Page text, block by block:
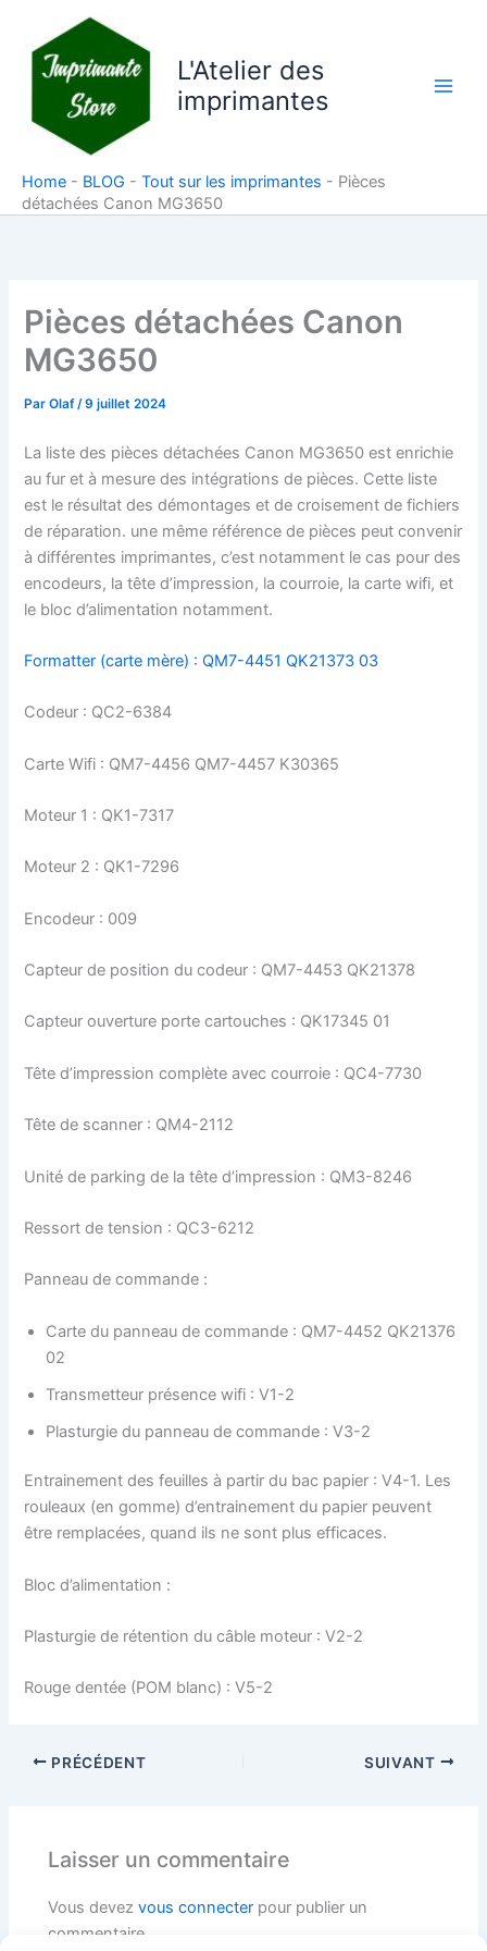
contenu
L'Atelier des
imprimantes
Home - BLOG - Tout sur les imprimantes - Pièces
détachées Canon MG3650
Pièces détachées Canon
MG3650
ParOlaf/9 juillet 2024
La liste des pièces détachées Canon MG3650 est enrichie
au fur et à mesure des intégrations de pièces. Cette liste
est le résultat des démontages et de croisement de fichiers
de réparation. une même référence de pièces peut convenir
à différentes imprimantes, c’est notamment le cas pour des
encodeurs, la tête d’impression, la courroie, la carte wifi, et
le bloc d’alimentation notamment.
Formatter (carte mère) : QM7-4451 QK21373 03
Codeur : QC2-6384
Carte Wifi : QM7-4456 QM7-4457 K30365
Moteur 1 : QK1-7317
Moteur 2 : QK1-7296
Encodeur : 009
Capteur de position du codeur : QM7-4453 QK21378
Capteur ouverture porte cartouches : QK17345 01
Tête d’impression complète avec courroie : QC4-7730
Tête de scanner : QM4-2112
Unité de parking de la tête d’impression : QM3-8246
Ressort de tension : QC3-6212
Panneau de commande :
Carte du panneau de commande : QM7-4452 QK21376
02
Transmetteur présence wifi : V1-2
Plasturgie du panneau de commande : V3-2
Entrainement des feuilles à partir du bac papier : V4-1. Les
rouleaux (en gomme) d’entrainement du papier peuvent
être remplacées, quand ils ne sont plus efficaces.
Bloc d’alimentation :
Plasturgie de rétention du câble moteur : V2-2
Rouge dentée (POM blanc) : V5-2
PRÉCÉDENT SUIVANT
Laisser un commentaire
Vous devezvous connecter pour publier un
commentaire.